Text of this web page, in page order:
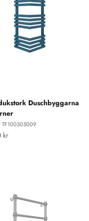
Duschbyggarna
TF100305009
kr